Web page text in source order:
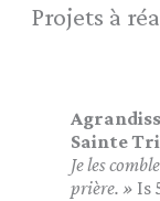
Projets à
Sainte
Je les
prière. » Is